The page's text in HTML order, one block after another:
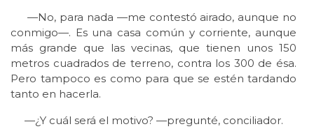
—No, para nada —me contestó airado, aunque no
conmigo—. Es una casa común y corriente, aunque
más grande que las vecinas, que tienen unos 150
metros cuadrados de terreno, contra los 300 de ésa.
Pero tampoco es como para que se estén tardando
tanto en hacerla.
—¿Y cuál será el motivo? —pregunté, conciliador.